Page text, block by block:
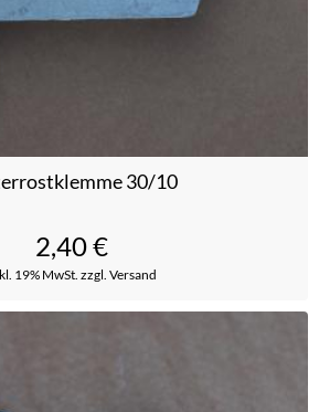
30/10
19% MwSt.zzgl. Versand
2,40€